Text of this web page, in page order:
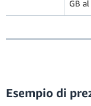
GB
Esempio di